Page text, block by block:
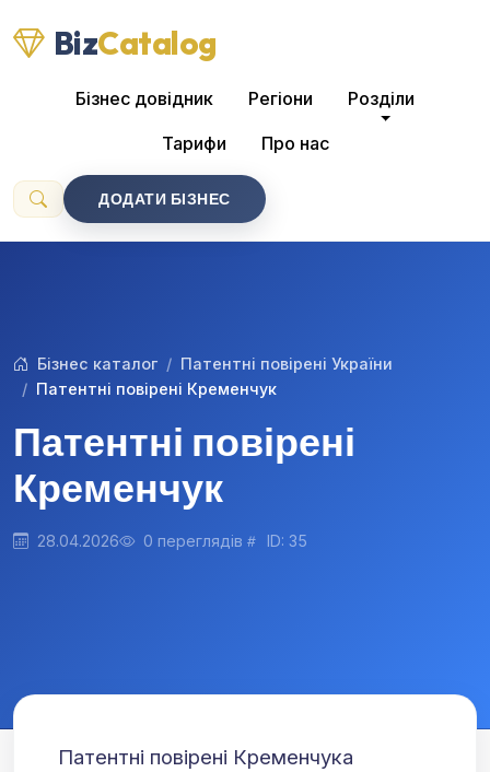
BizCatalog
Бізнес довідник Регіони Розділи
Тарифи Про нас
ДОДАТИ БІЗНЕС
Бізнес каталог
Патентні повірені України
Патентні повірені Кременчук
Патентні повірені
Кременчук
28.04.2026 0 переглядів ID: 35
Патентні повірені Кременчука